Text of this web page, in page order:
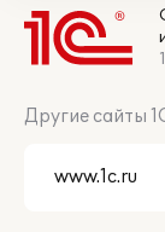
Другие сайты